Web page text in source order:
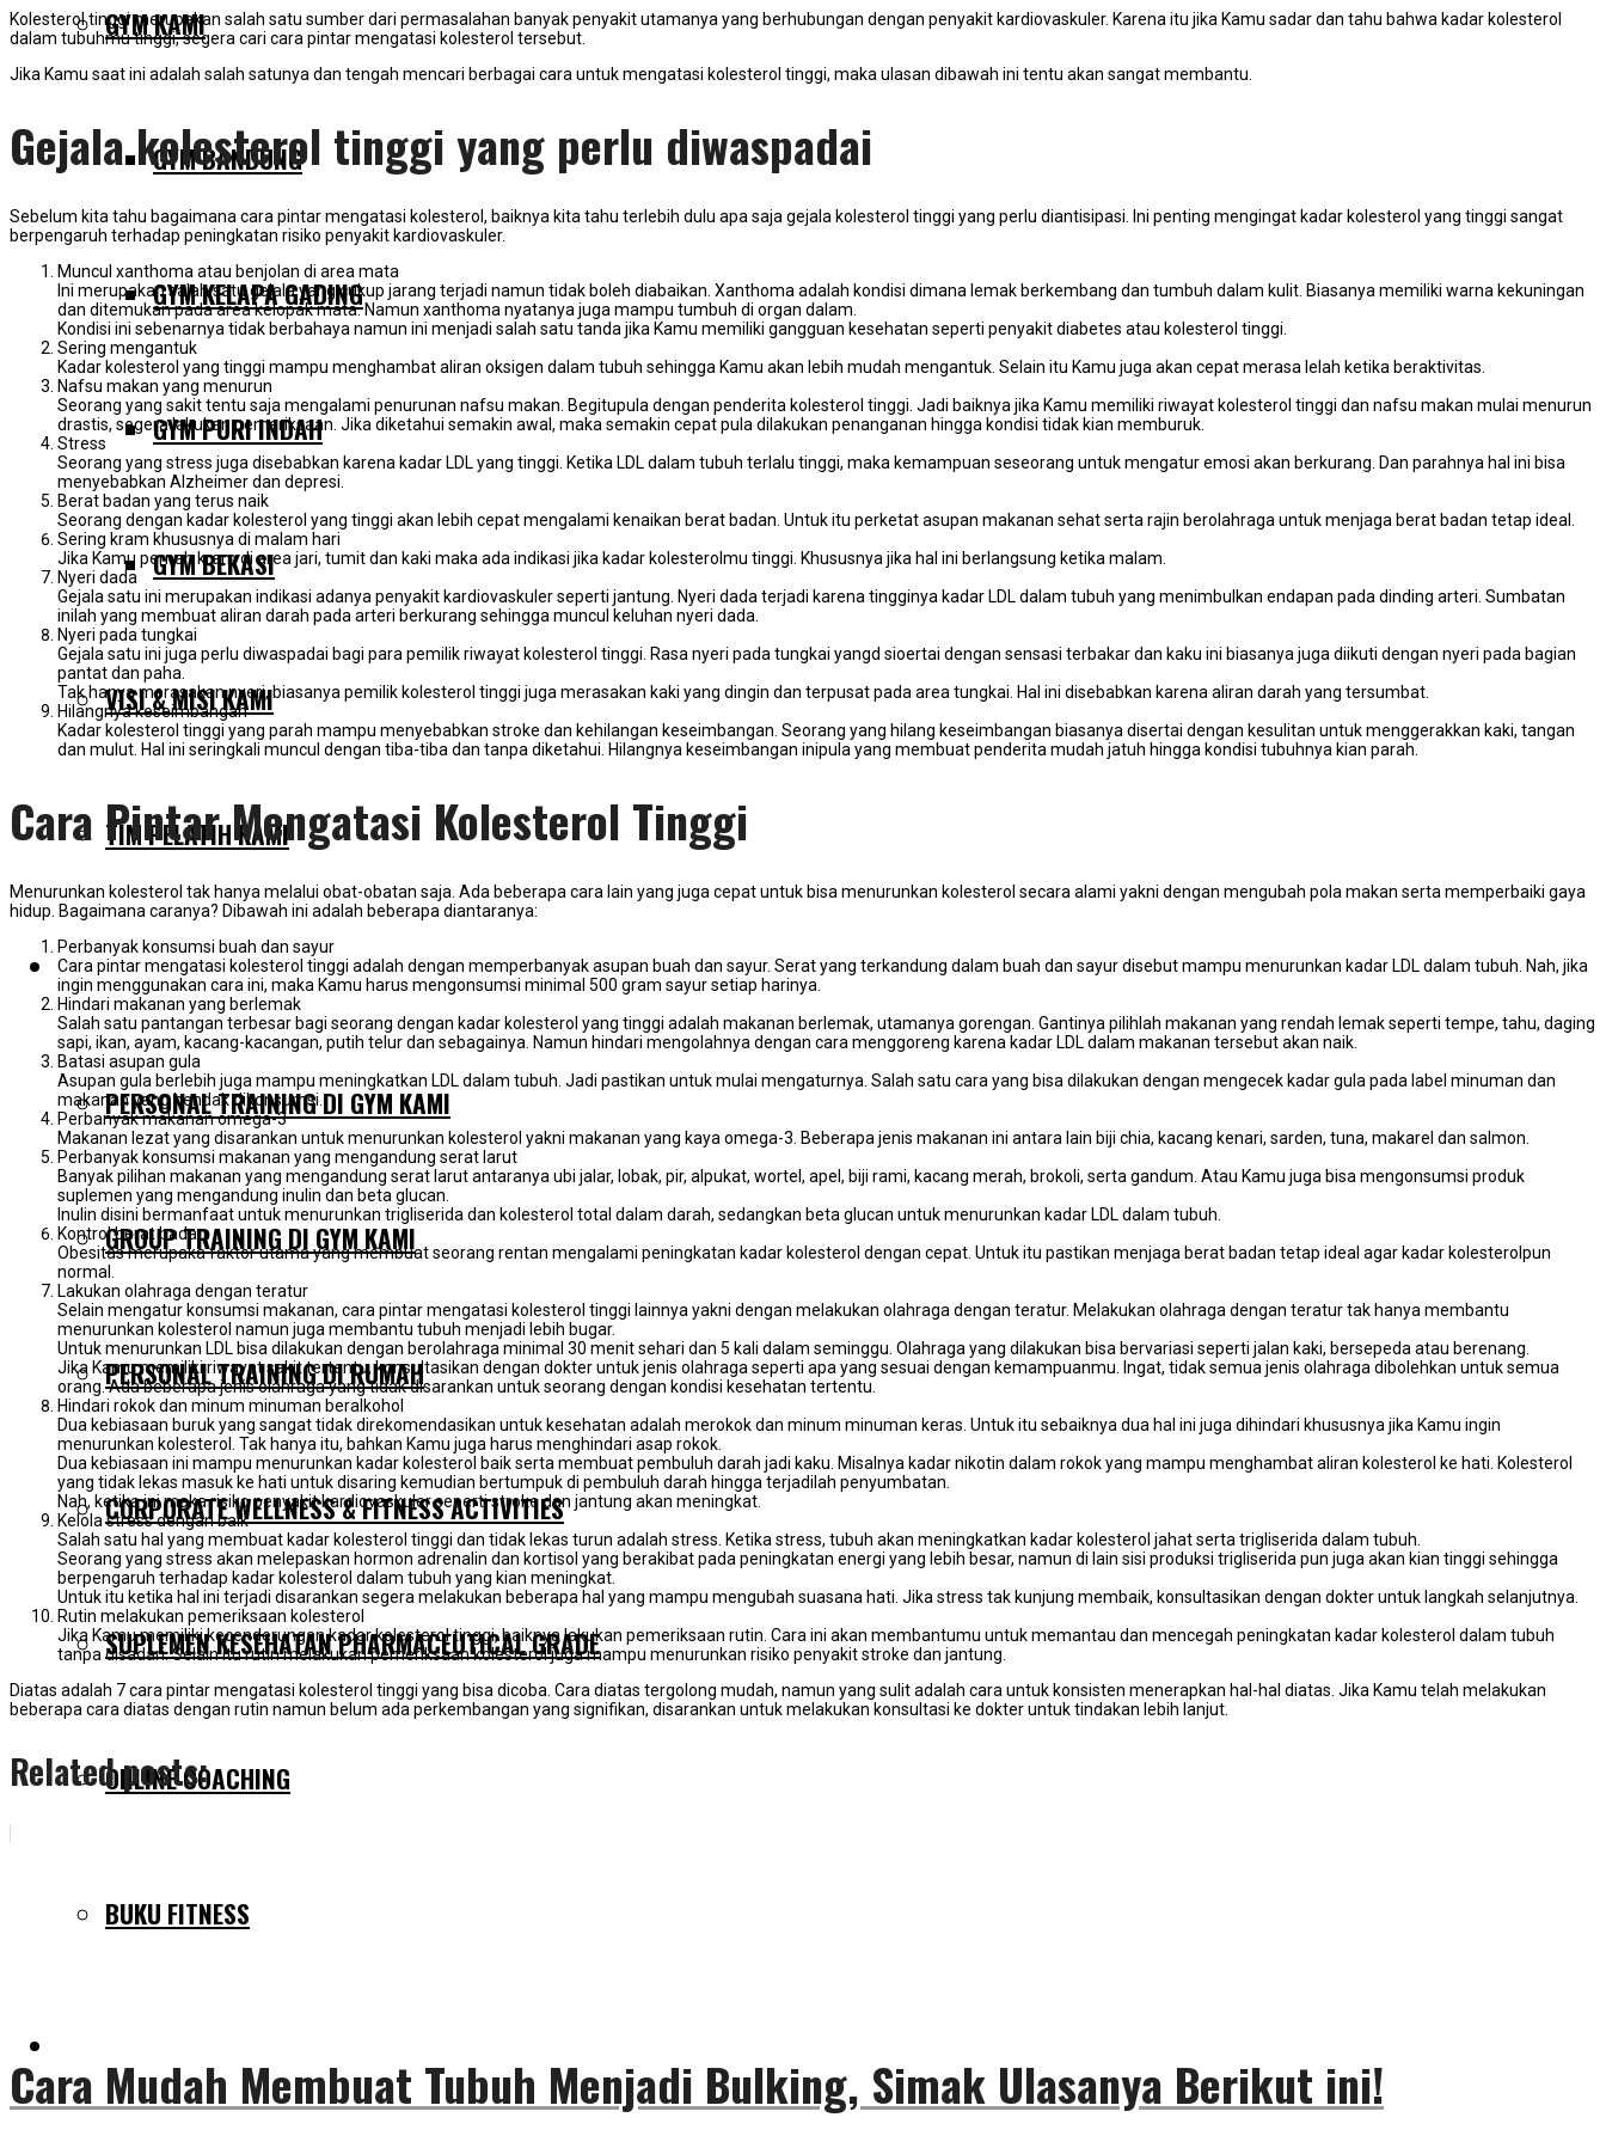
GYM KAMI
GYM BANDUNG
GYM KELAPA GADING
GYM PURI INDAH
GYM BEKASI
VISI & MISI KAMI
TIM PELATIH KAMI
SERVIS KAMI
PERSONAL TRAINING DI GYM KAMI
GROUP TRAINING DI GYM KAMI
PERSONAL TRAINING DI RUMAH
CORPORATE WELLNESS & FITNESS ACTIVITIES
SUPLEMEN KESEHATAN PHARMACEUTICAL GRADE
ONLINE COACHING
BUKU FITNESS
Kolesterol tinggi merupakan salah satu sumber dari permasalahan banyak penyakit utamanya yang berhubungan dengan penyakit kardiovaskuler. Karena itu jika Kamu sadar dan tahu bahwa kadar kolesterol
dalam tubuhmu tinggi, segera cari cara pintar mengatasi kolesterol tersebut.
Jika Kamu saat ini adalah salah satunya dan tengah mencari berbagai cara untuk mengatasi kolesterol tinggi, maka ulasan dibawah ini tentu akan sangat membantu.
Gejala kolesterol tinggi yang perlu diwaspadai
Sebelum kita tahu bagaimana cara pintar mengatasi kolesterol, baiknya kita tahu terlebih dulu apa saja gejala kolesterol tinggi yang perlu diantisipasi. Ini penting mengingat kadar kolesterol yang tinggi sangat
berpengaruh terhadap peningkatan risiko penyakit kardiovaskuler.
Muncul xanthoma atau benjolan di area mata
Ini merupakan salah satu gejala yang cukup jarang terjadi namun tidak boleh diabaikan. Xanthoma adalah kondisi dimana lemak berkembang dan tumbuh dalam kulit. Biasanya memiliki warna kekuningan
dan ditemukan pada area kelopak mata. Namun xanthoma nyatanya juga mampu tumbuh di organ dalam.
Kondisi ini sebenarnya tidak berbahaya namun ini menjadi salah satu tanda jika Kamu memiliki gangguan kesehatan seperti penyakit diabetes atau kolesterol tinggi.
Sering mengantuk
Kadar kolesterol yang tinggi mampu menghambat aliran oksigen dalam tubuh sehingga Kamu akan lebih mudah mengantuk. Selain itu Kamu juga akan cepat merasa lelah ketika beraktivitas.
Nafsu makan yang menurun
Seorang yang sakit tentu saja mengalami penurunan nafsu makan. Begitupula dengan penderita kolesterol tinggi. Jadi baiknya jika Kamu memiliki riwayat kolesterol tinggi dan nafsu makan mulai menurun
drastis, segera lakukan pemeriksaan. Jika diketahui semakin awal, maka semakin cepat pula dilakukan penanganan hingga kondisi tidak kian memburuk.
Stress
Seorang yang stress juga disebabkan karena kadar LDL yang tinggi. Ketika LDL dalam tubuh terlalu tinggi, maka kemampuan seseorang untuk mengatur emosi akan berkurang. Dan parahnya hal ini bisa
menyebabkan Alzheimer dan depresi.
Berat badan yang terus naik
Seorang dengan kadar kolesterol yang tinggi akan lebih cepat mengalami kenaikan berat badan. Untuk itu perketat asupan makanan sehat serta rajin berolahraga untuk menjaga berat badan tetap ideal.
Sering kram khususnya di malam hari
Jika Kamu pernah kram di area jari, tumit dan kaki maka ada indikasi jika kadar kolesterolmu tinggi. Khususnya jika hal ini berlangsung ketika malam.
Nyeri dada
Gejala satu ini merupakan indikasi adanya penyakit kardiovaskuler seperti jantung. Nyeri dada terjadi karena tingginya kadar LDL dalam tubuh yang menimbulkan endapan pada dinding arteri. Sumbatan
inilah yang membuat aliran darah pada arteri berkurang sehingga muncul keluhan nyeri dada.
Nyeri pada tungkai
Gejala satu ini juga perlu diwaspadai bagi para pemilik riwayat kolesterol tinggi. Rasa nyeri pada tungkai yangd sioertai dengan sensasi terbakar dan kaku ini biasanya juga diikuti dengan nyeri pada bagian
pantat dan paha.
Tak hanya merasakan nyeri, biasanya pemilik kolesterol tinggi juga merasakan kaki yang dingin dan terpusat pada area tungkai. Hal ini disebabkan karena aliran darah yang tersumbat.
Hilangnya keseimbangan
Kadar kolesterol tinggi yang parah mampu menyebabkan stroke dan kehilangan keseimbangan. Seorang yang hilang keseimbangan biasanya disertai dengan kesulitan untuk menggerakkan kaki, tangan
dan mulut. Hal ini seringkali muncul dengan tiba-tiba dan tanpa diketahui. Hilangnya keseimbangan inipula yang membuat penderita mudah jatuh hingga kondisi tubuhnya kian parah.
Cara Pintar Mengatasi Kolesterol Tinggi
Menurunkan kolesterol tak hanya melalui obat-obatan saja. Ada beberapa cara lain yang juga cepat untuk bisa menurunkan kolesterol secara alami yakni dengan mengubah pola makan serta memperbaiki gaya
hidup. Bagaimana caranya? Dibawah ini adalah beberapa diantaranya:
Perbanyak konsumsi buah dan sayur
Cara pintar mengatasi kolesterol tinggi adalah dengan memperbanyak asupan buah dan sayur. Serat yang terkandung dalam buah dan sayur disebut mampu menurunkan kadar LDL dalam tubuh. Nah, jika
ingin menggunakan cara ini, maka Kamu harus mengonsumsi minimal 500 gram sayur setiap harinya.
Hindari makanan yang berlemak
Salah satu pantangan terbesar bagi seorang dengan kadar kolesterol yang tinggi adalah makanan berlemak, utamanya gorengan. Gantinya pilihlah makanan yang rendah lemak seperti tempe, tahu, daging
sapi, ikan, ayam, kacang-kacangan, putih telur dan sebagainya. Namun hindari mengolahnya dengan cara menggoreng karena kadar LDL dalam makanan tersebut akan naik.
Batasi asupan gula
Asupan gula berlebih juga mampu meningkatkan LDL dalam tubuh. Jadi pastikan untuk mulai mengaturnya. Salah satu cara yang bisa dilakukan dengan mengecek kadar gula pada label minuman dan
makanan yang hendak dikonsumsi.
Perbanyak makanan omega-3
Makanan lezat yang disarankan untuk menurunkan kolesterol yakni makanan yang kaya omega-3. Beberapa jenis makanan ini antara lain biji chia, kacang kenari, sarden, tuna, makarel dan salmon.
Perbanyak konsumsi makanan yang mengandung serat larut
Banyak pilihan makanan yang mengandung serat larut antaranya ubi jalar, lobak, pir, alpukat, wortel, apel, biji rami, kacang merah, brokoli, serta gandum. Atau Kamu juga bisa mengonsumsi produk
suplemen yang mengandung inulin dan beta glucan.
Inulin disini bermanfaat untuk menurunkan trigliserida dan kolesterol total dalam darah, sedangkan beta glucan untuk menurunkan kadar LDL dalam tubuh.
Kontrol berat badan
Obesitas merupaka faktor utama yang membuat seorang rentan mengalami peningkatan kadar kolesterol dengan cepat. Untuk itu pastikan menjaga berat badan tetap ideal agar kadar kolesterolpun
normal.
Lakukan olahraga dengan teratur
Selain mengatur konsumsi makanan, cara pintar mengatasi kolesterol tinggi lainnya yakni dengan melakukan olahraga dengan teratur. Melakukan olahraga dengan teratur tak hanya membantu
menurunkan kolesterol namun juga membantu tubuh menjadi lebih bugar.
Untuk menurunkan LDL bisa dilakukan dengan berolahraga minimal 30 menit sehari dan 5 kali dalam seminggu. Olahraga yang dilakukan bisa bervariasi seperti jalan kaki, bersepeda atau berenang.
Jika Kamu memiliki riwayat sakit tertentu, konsultasikan dengan dokter untuk jenis olahraga seperti apa yang sesuai dengan kemampuanmu. Ingat, tidak semua jenis olahraga dibolehkan untuk semua
orang. Ada beberapa jenis olahraga yang tidak disarankan untuk seorang dengan kondisi kesehatan tertentu.
Hindari rokok dan minum minuman beralkohol
Dua kebiasaan buruk yang sangat tidak direkomendasikan untuk kesehatan adalah merokok dan minum minuman keras. Untuk itu sebaiknya dua hal ini juga dihindari khususnya jika Kamu ingin
menurunkan kolesterol. Tak hanya itu, bahkan Kamu juga harus menghindari asap rokok.
Dua kebiasaan ini mampu menurunkan kadar kolesterol baik serta membuat pembuluh darah jadi kaku. Misalnya kadar nikotin dalam rokok yang mampu menghambat aliran kolesterol ke hati. Kolesterol
yang tidak lekas masuk ke hati untuk disaring kemudian bertumpuk di pembuluh darah hingga terjadilah penyumbatan.
Nah, ketika ini maka risiko penyakit kardiovaskuler seperti stroke dan jantung akan meningkat.
Kelola stress dengan baik
Salah satu hal yang membuat kadar kolesterol tinggi dan tidak lekas turun adalah stress. Ketika stress, tubuh akan meningkatkan kadar kolesterol jahat serta trigliserida dalam tubuh.
Seorang yang stress akan melepaskan hormon adrenalin dan kortisol yang berakibat pada peningkatan energi yang lebih besar, namun di lain sisi produksi trigliserida pun juga akan kian tinggi sehingga
berpengaruh terhadap kadar kolesterol dalam tubuh yang kian meningkat.
Untuk itu ketika hal ini terjadi disarankan segera melakukan beberapa hal yang mampu mengubah suasana hati. Jika stress tak kunjung membaik, konsultasikan dengan dokter untuk langkah selanjutnya.
Rutin melakukan pemeriksaan kolesterol
Jika Kamu memiliki kecenderungan kadar kolesterol tinggi, baiknya lakukan pemeriksaan rutin. Cara ini akan membantumu untuk memantau dan mencegah peningkatan kadar kolesterol dalam tubuh
tanpa disadari. Selain itu rutin melakukan pemeriksaan kolesterol juga mampu menurunkan risiko penyakit stroke dan jantung.
Diatas adalah 7 cara pintar mengatasi kolesterol tinggi yang bisa dicoba. Cara diatas tergolong mudah, namun yang sulit adalah cara untuk konsisten menerapkan hal-hal diatas. Jika Kamu telah melakukan
beberapa cara diatas dengan rutin namun belum ada perkembangan yang signifikan, disarankan untuk melakukan konsultasi ke dokter untuk tindakan lebih lanjut.
Related posts:
Cara Mudah Membuat Tubuh Menjadi Bulking, Simak Ulasanya Berikut ini!